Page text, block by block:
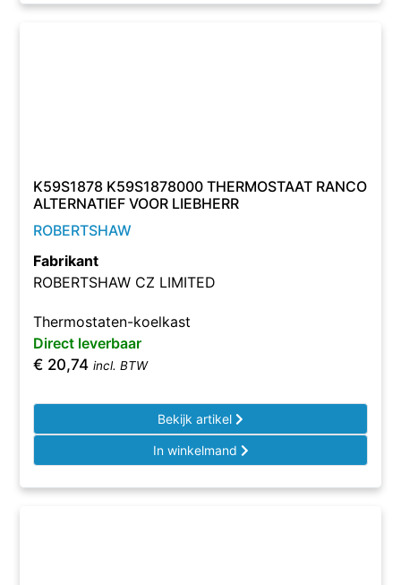
K59S1878 K59S1878000 THERMOSTAAT RANCO
ALTERNATIEF VOOR LIEBHERR
ROBERTSHAW
Fabrikant
ROBERTSHAW CZ LIMITED
Thermostaten-koelkast
Direct leverbaar
€ 20,74 incl. BTW
Bekijk artikel
In winkelmand